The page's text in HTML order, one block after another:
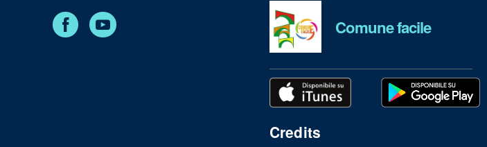
Facebook Comune facile
Credits